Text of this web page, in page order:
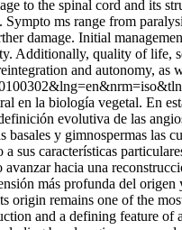
to the spinal cord and its
ms range from
damage. Initial
Additionally, quality of life,
and autonomy,
en la biología vegetal. En
evolutiva de las
y gimnospermas las
sus características
hacia una
más profunda del
remains one of the
and a defining feature